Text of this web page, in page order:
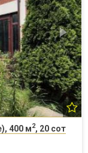
400 м2, 20 сот